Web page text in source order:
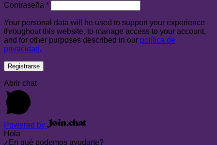
Contraseña *
Your personal data will be used to support your experience
throughout this website, to manage access to your account,
and for other purposes described in our política de
privacidad.
Registrarse
Abrir chat
Powered by
Hola
¿En qué podemos ayudarte?